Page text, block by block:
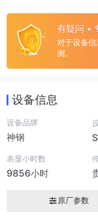
有疑问 •
对于设备
测。
设备信息
设备品牌
神钢
表显小时数
9856小时
原厂参数